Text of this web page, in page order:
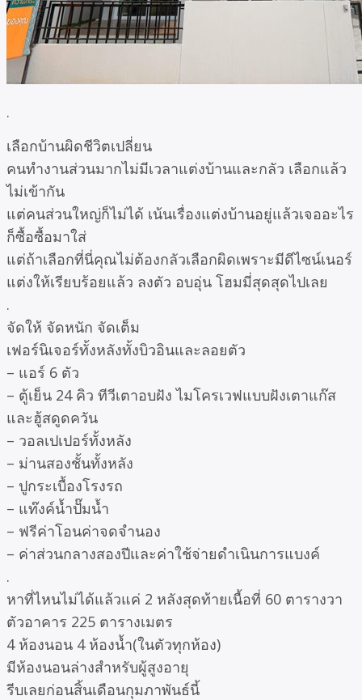
.
เลือกบ้านผิดชีวิตเปลี่ยน
คนทำงานส่วนมากไม่มีเวลาแต่งบ้านและกลัว เลือกแล้ว
ไม่เข้ากัน
แต่คนส่วนใหญ่ก็ไม่ได้ เน้นเรื่องแต่งบ้านอยู่แล้วเจออะไร
ก็ซื้อซื้อมาใส่
แต่ถ้าเลือกที่นี่คุณไม่ต้องกลัวเลือกผิดเพราะมีดีไซน์เนอร์
แต่งให้เรียบร้อยแล้ว ลงตัว อบอุ่น โฮมมี่สุดสุดไปเลย
.
จัดให้ จัดหนัก จัดเต็ม
เฟอร์นิเจอร์ทั้งหลังทั้งบิวอินและลอยตัว
– แอร์ 6 ตัว
– ตู้เย็น 24 คิว ทีวีเตาอบฝัง ไมโครเวฟแบบฝังเตาแก๊ส
และฮู้สดูดควัน
– วอลเปเปอร์ทั้งหลัง
– ม่านสองชั้นทั้งหลัง
– ปูกระเบื้องโรงรถ
– แท๊งค์น้ำปั๊มน้ำ
– ฟรีค่าโอนค่าจดจำนอง
– ค่าส่วนกลางสองปีและค่าใช้จ่ายดำเนินการแบงค์
.
หาที่ไหนไม่ได้แล้วแค่ 2 หลังสุดท้ายเนื้อที่ 60 ตารางวา
ตัวอาคาร 225 ตารางเมตร
4 ห้องนอน 4 ห้องน้ำ(ในตัวทุกห้อง)
มีห้องนอนล่างสำหรับผู้สูงอายุ
รีบเลยก่อนสิ้นเดือนกุมภาพันธ์นี้